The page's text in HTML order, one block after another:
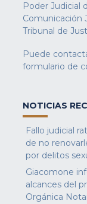
Poder Judicial
Comunicación
Tribunal de
Puede
formulario de
NOTICIAS
Fallo judicial
de no
por delitos
Giacomone
alcances del
Orgánica